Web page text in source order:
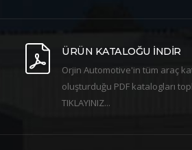
ÜRÜN KATALOĞU İNDİR
Orjin Automotive'in tüm araç
oluşturduğu PDF katalogları
TIKLAYINIZ...